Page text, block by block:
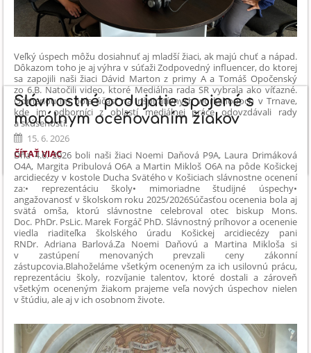
Veľký úspech môžu dosiahnuť aj mladší žiaci, ak majú chuť a nápad.
Dôkazom toho je aj výhra v súťaži Zodpovedný influencer, do ktorej
sa zapojili naši žiaci Dávid Marton z primy A a Tomáš Opočenský
zo 6.B. Natočili video, ktoré Mediálna rada SR vybrala ako víťazné.
Odmenou im bola účasť na inšpiratívnych workshopoch v Trnave,
kde im odborníci z oblastí mediálnej práce odovzdávali rady
a skúsenosti.
1.
MIESTO
V
CELOSLOVENSKEJ
SÚŤAŽI
ZODPOVEDNÝ
INFLUENCER:
ČÍTAŤ VIAC
Slávnostné podujatie spojené s
morálnym oceňovaním žiakov
15. 6. 2026
Dňa 4.6. 2026 boli naši žiaci Noemi Daňová P9A, Laura Drimáková
O4A, Margita Pribulová O6A a Martin Mikloš O6A na pôde Košickej
arcidiecézy v kostole Ducha Svätého v Košiciach slávnostne ocenení
za:• reprezentáciu školy• mimoriadne študijné úspechy•
angažovanosť v školskom roku 2025/2026Súčasťou ocenenia bola aj
svätá omša, ktorú slávnostne celebroval otec biskup Mons.
Doc. PhDr. PsLic. Marek Forgáč PhD. Slávnostný príhovor a ocenenie
viedla riaditeľka školského úradu Košickej arcidiecézy pani
RNDr. Adriana Barlová.Za Noemi Daňovú a Martina Mikloša si
v zastúpení menovaných prevzali ceny zákonní
zástupcovia.Blahoželáme všetkým oceneným za ich usilovnú prácu,
reprezentáciu školy, rozvíjanie talentov, ktoré dostali a zároveň
všetkým oceneným žiakom prajeme veľa nových úspechov nielen
v štúdiu, ale aj v ich osobnom živote.